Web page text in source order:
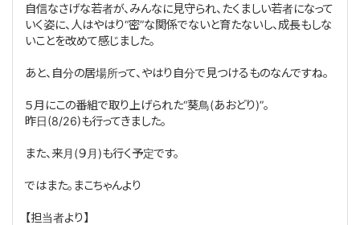
自信なさげな若者が、みんなに見守られ、たくましい若者になって
いく姿に、人はやはり“密”な関係でないと育たないし、成長もしな
いことを改めて感じました。
あと、自分の居場所って、やはり自分で見つけるものなんですね。
５月にこの番組で取り上げられた“葵鳥(あおどり)”。
昨日(8/26)も行ってきました。
また、来月(９月)も行く予定です。
ではまた。まこちゃんより
【担当者より】